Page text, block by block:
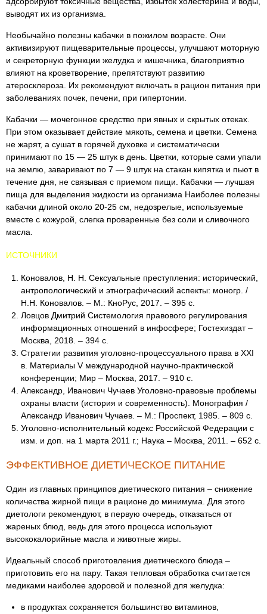
выводят их из организма.
Необычайно полезны кабачки в пожилом возрасте. Они
активизируют пищеварительные процессы, улучшают моторную
и секреторную функции желудка и кишечника, благоприятно
влияют на кроветворение, препятствуют развитию
атеросклероза. Их рекомендуют включать в рацион питания при
заболеваниях почек, печени, при гипертонии.
Кабачки — мочегонное средство при явных и скрытых отеках.
При этом оказывает действие мякоть, семена и цветки. Семена
не жарят, а сушат в горячей духовке и систематически
принимают по 15 — 25 штук в день. Цветки, которые сами упали
на землю, заваривают по 7 — 9 штук на стакан кипятка и пьют в
течение дня, не связывая с приемом пищи. Кабачки — лучшая
пища для выделения жидкости из организма Наиболее полезны
кабачки длиной около 20-25 см, недозрелые, используемые
вместе с кожурой, слегка проваренные без соли и сливочного
масла.
ИСТОЧНИКИ
Коновалов, Н. Н. Сексуальные преступления: исторический,
антропологический и этнографический аспекты: моногр. /
Н.Н. Коновалов. – М.: КноРус, 2017. – 395 c.
Ловцов Дмитрий Системология правового регулирования
информационных отношений в инфосфере; Гостехиздат –
Москва, 2018. – 394 c.
Стратегии развития уголовно-процессуального права в XXI
в. Материалы V международной научно-практической
конференции; Мир – Москва, 2017. – 910 c.
Александр, Иванович Чучаев Уголовно-правовые проблемы
охраны власти (история и современность). Монография /
Александр Иванович Чучаев. – М.: Проспект, 1985. – 809 c.
Уголовно-исполнительный кодекс Российской Федерации с
изм. и доп. на 1 марта 2011 г.; Наука – Москва, 2011. – 652 c.
ЭФФЕКТИВНОЕ ДИЕТИЧЕСКОЕ ПИТАНИЕ
Один из главных принципов диетического питания – снижение
количества жирной пищи в рационе до минимума. Для этого
диетологи рекомендуют, в первую очередь, отказаться от
жареных блюд, ведь для этого процесса используют
высококалорийные масла и животные жиры.
Идеальный способ приготовления диетического блюда –
приготовить его на пару. Такая тепловая обработка считается
медиками наиболее здоровой и полезной для желудка:
в продуктах сохраняется большинство витаминов,